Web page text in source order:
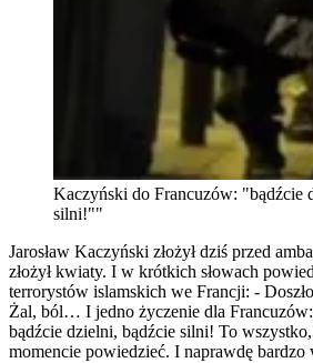
Kaczyński do Francuzów: "bądźcie
silni!""
Jarosław Kaczyński złożył dziś przed
złożył kwiaty. I w krótkich słowach
terrorystów islamskich we Francji: -
Żal, ból… I jedno życzenie dla Francuzów:
bądźcie dzielni, bądźcie silni! To
momencie powiedzieć. I naprawdę